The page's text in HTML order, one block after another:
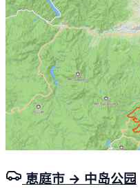
恵庭市 → 中岛公园